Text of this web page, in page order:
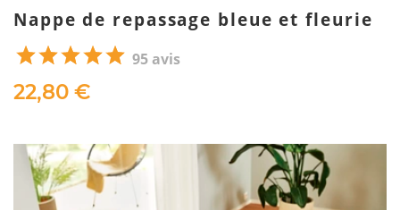
Nappe de repassage bleue et fleurie
95 avis
22,80 €